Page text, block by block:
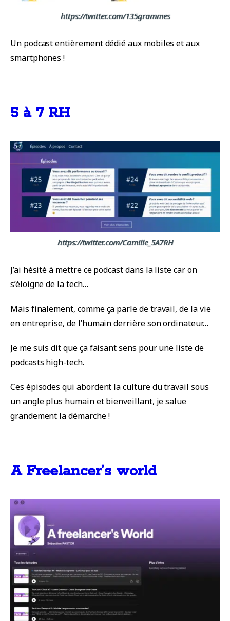
https://twitter.com/135grammes
Un podcast entièrement dédié aux mobiles et aux
smartphones !
5 à 7 RH
https://twitter.com/Camille_5A7RH
J’ai hésité à mettre ce podcast dans la liste car on
s’éloigne de la tech…
Mais finalement, comme ça parle de travail, de la vie
en entreprise, de l’humain derrière son ordinateur…
Je me suis dit que ça faisant sens pour une liste de
podcasts high-tech.
Ces épisodes qui abordent la culture du travail sous
un angle plus humain et bienveillant, je salue
grandement la démarche !
A Freelancer’s world